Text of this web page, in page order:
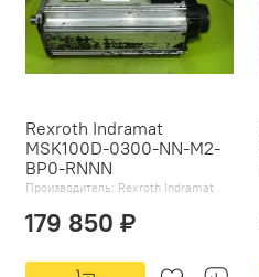
Rexroth Indramat
MSK100D-0300-NN-M2-
BP0-RNNN
Производитель: Rexroth Indramat
179 850 ₽